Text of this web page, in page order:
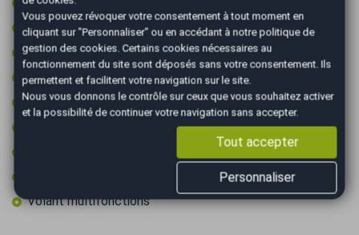
Toit ouvrant électrique
Toit ouvrant électrique en verre
Toit ouvrant panoramique
Toit panoramique
Volant multifonctions
Vous pouvez révoquer votre consentement à tout moment en
cliquant sur "Personnaliser" ou en accédant à notre politique de
gestion des cookies. Certains cookies nécessaires au
fonctionnement du site sont déposés sans votre consentement. Ils
permettent et facilitent votre navigation sur le site.
Nous vous donnons le contrôle sur ceux que vous souhaitez activer
et la possibilité de continuer votre navigation sans accepter.
Tout accepter
Personnaliser